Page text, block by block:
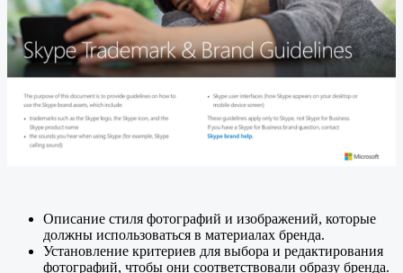
Описание стиля фотографий и изображений, которые
должны использоваться в материалах бренда.
Установление критериев для выбора и редактирования
фотографий, чтобы они соответствовали образу бренда.